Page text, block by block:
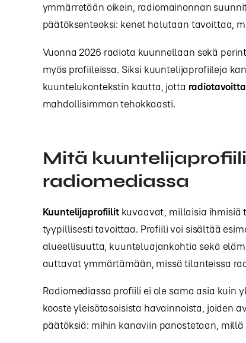
ymmärretään oikein, radiomainonnan
päätöksenteoksi: kenet halutaan tavoittaa,
Vuonna 2026 radiota kuunnellaan sekä
myös profiileissa. Siksi kuuntelijaprofiileja
kuuntelukontekstin kautta, jotta
mahdollisimman tehokkaasti.
Mitä
radiomediassa
Kuuntelijaprofiilitkuvaavat, millaisia ihmisiä
tyypillisesti tavoittaa. Profiili voi sisältää
alueellisuutta, kuunteluajankohtia sekä
auttavat ymmärtämään, missä tilanteissa
Radiomediassa profiili ei ole sama asia kuin
kooste yleisötasoisista havainnoista, joiden
päätöksiä: mihin kanaviin panostetaan,